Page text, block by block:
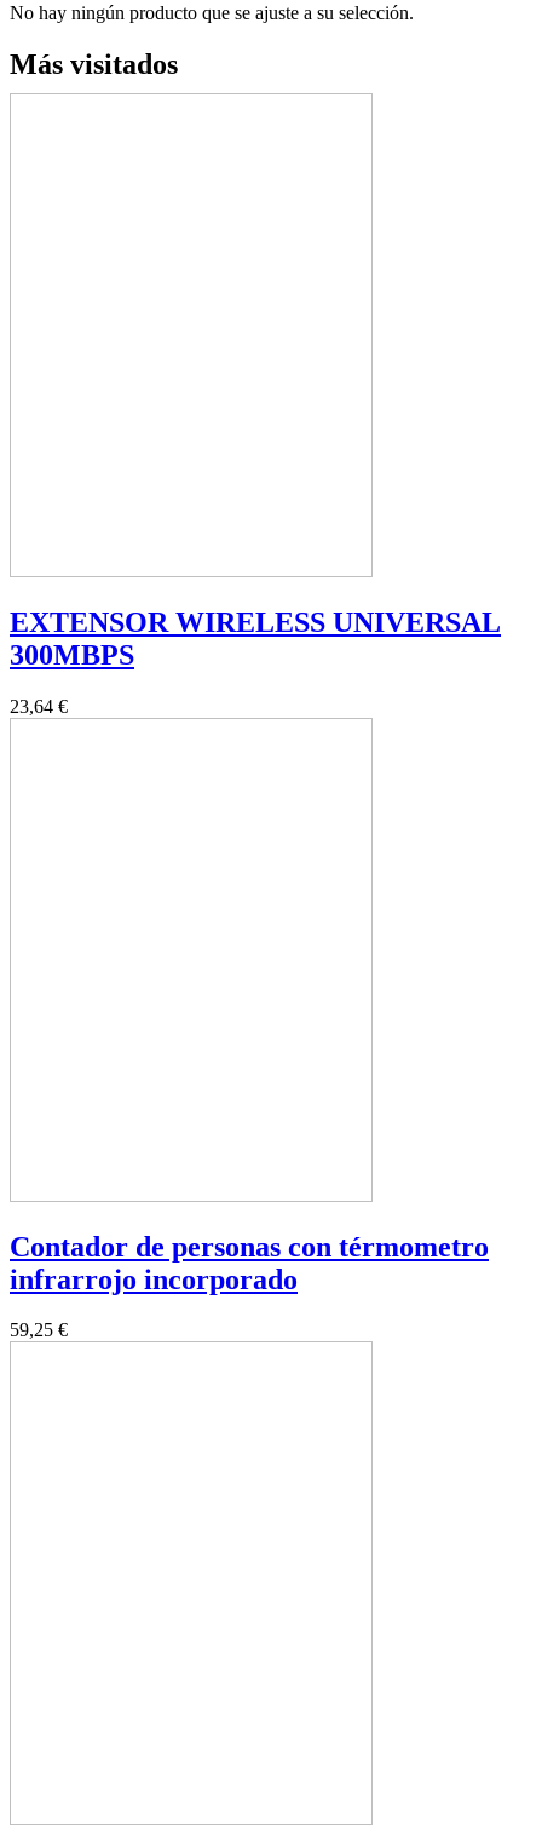
No hay ningún producto que se ajuste a su selección.
Más visitados
EXTENSOR WIRELESS UNIVERSAL
300MBPS
23,64 €
Contador de personas con térmometro
infrarrojo incorporado
59,25 €